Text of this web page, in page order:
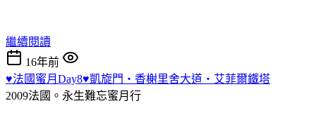
繼續閱讀
16年前
♥法國蜜月Day8♥凱旋門‧香榭里舍大道‧艾菲爾鐵塔
2009法國。永生難忘蜜月行